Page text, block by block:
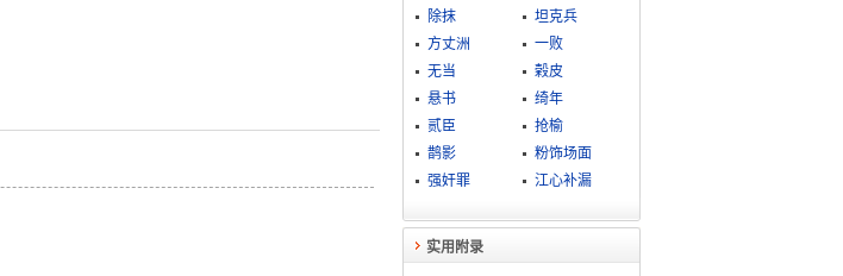
除抹
坦克兵
方丈洲
一败
无当
榖皮
悬书
绮年
贰臣
抢榆
鹊影
粉饰场面
强奸罪
江心补漏
实用附录